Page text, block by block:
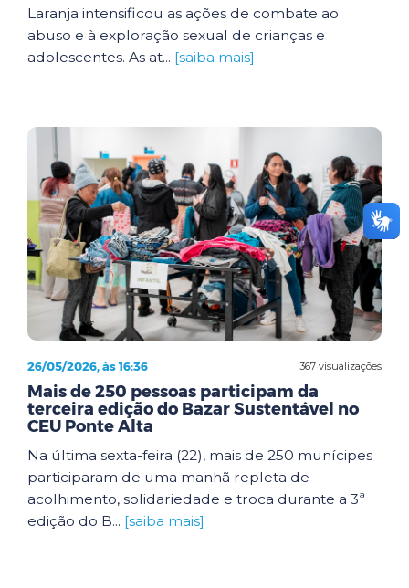
Laranja intensificou as ações de combate ao
abuso e à exploração sexual de crianças e
adolescentes. As at... [saiba mais]
367 visualizações
26/05/2026, às 16:36
Mais de 250 pessoas participam da
terceira edição do Bazar Sustentável no
CEU Ponte Alta
Na última sexta-feira (22), mais de 250 munícipes
participaram de uma manhã repleta de
acolhimento, solidariedade e troca durante a 3ª
edição do B... [saiba mais]